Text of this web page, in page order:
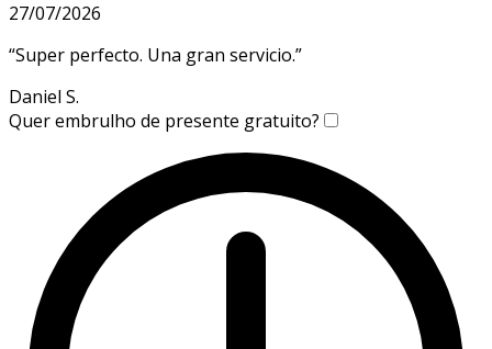
27/07/2026
“Super perfecto. Una gran servicio.”
Daniel S.
Quer embrulho de presente gratuito?